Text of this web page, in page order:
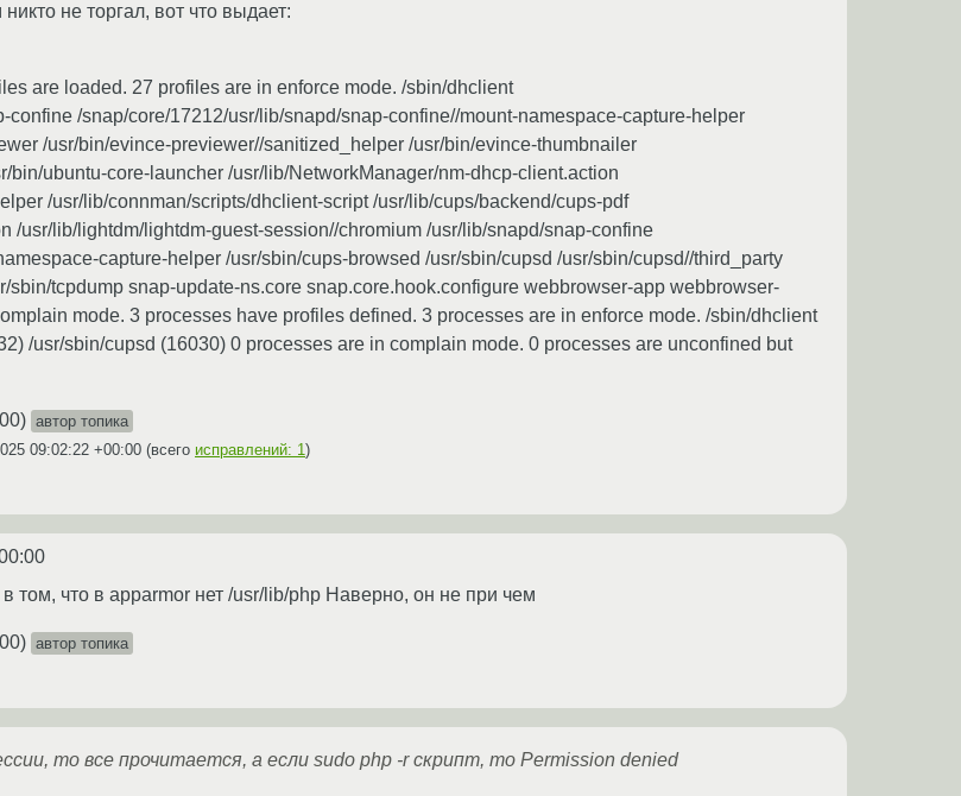
не торгал, вот что выдает:
are loaded. 27 profiles are in enforce mode. /sbin/dhclient
confine /snap/core/17212/usr/lib/snapd/snap-confine//mount-namespace-capture-helper
/usr/bin/evince-previewer//sanitized_helper /usr/bin/evince-thumbnailer
bin/ubuntu-core-launcher /usr/lib/NetworkManager/nm-dhcp-client.action
/usr/lib/connman/scripts/dhclient-script /usr/lib/cups/backend/cups-pdf
/usr/lib/lightdm/lightdm-guest-session//chromium /usr/lib/snapd/snap-confine
capture-helper /usr/sbin/cups-browsed /usr/sbin/cupsd /usr/sbin/cupsd//third_party
sbin/tcpdump snap-update-ns.core snap.core.hook.configure webbrowser-app webbrowser-
mode. 3 processes have profiles defined. 3 processes are in enforce mode. /sbin/dhclient
/usr/sbin/cupsd (16030) 0 processes are in complain mode. 0 processes are unconfined but
) автор топика
09:02:22 +00:00 (всего исправлений: 1)
том, что в apparmor нет /usr/lib/php Наверно, он не при чем
) автор топика
то все прочитается, а если sudo php -r скрипт, то Permission denied